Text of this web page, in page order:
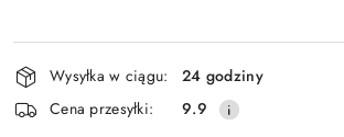
Wyślij
Dostępność
i
dostawa
Wysyłka w ciągu:
24 godziny
Cena przesyłki:
9.9